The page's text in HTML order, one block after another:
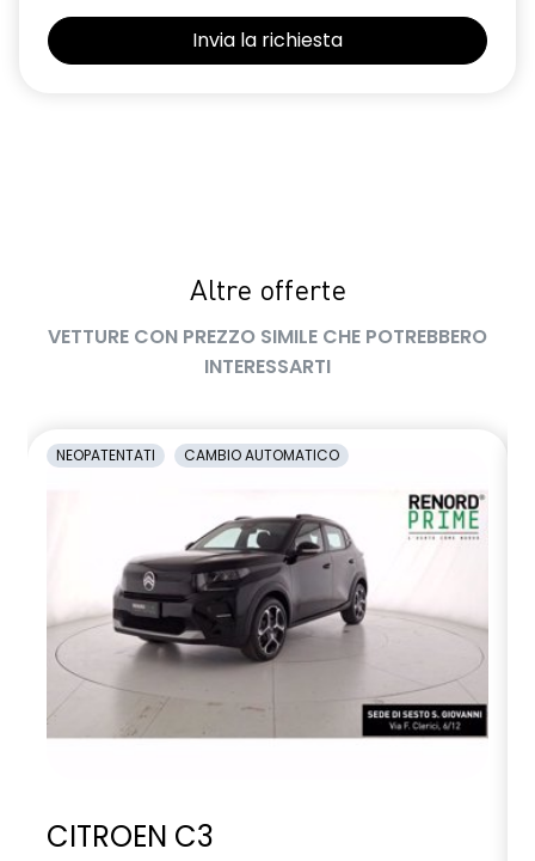
Selleria Stepway in tessuto blu e nero
Volante regolabile in altezza e profondità
Altre offerte
VETTURE CON PREZZO SIMILE CHE POTREBBERO
INTERESSARTI
NEOPATENTATI CAMBIO AUTOMATICO
CITROEN C3